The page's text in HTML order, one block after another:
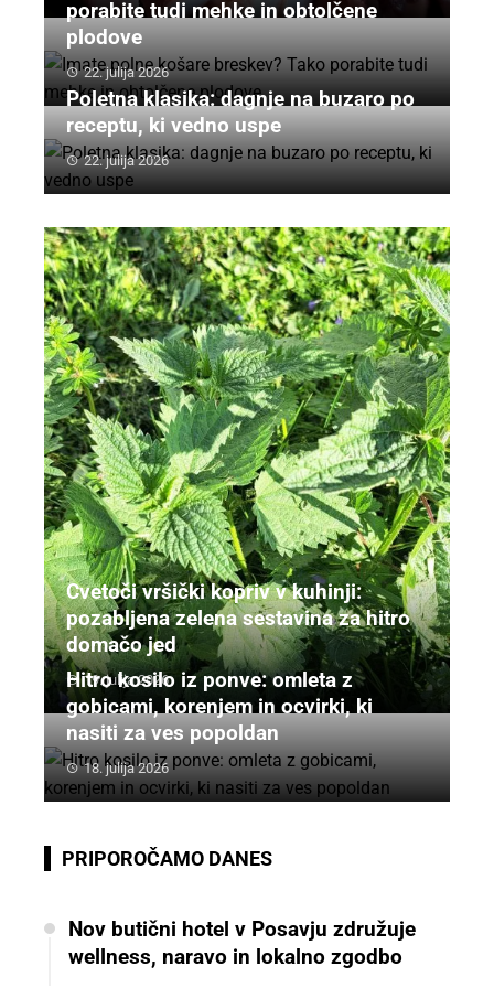
porabite tudi mehke in obtolčene
plodove
22. julija 2026
Poletna klasika: dagnje na buzaro po
receptu, ki vedno uspe
22. julija 2026
Cvetoči vršički kopriv v kuhinji:
pozabljena zelena sestavina za hitro
domačo jed
19. julija 2026
Hitro kosilo iz ponve: omleta z
gobicami, korenjem in ocvirki, ki
nasiti za ves popoldan
18. julija 2026
PRIPOROČAMO DANES
Nov butični hotel v Posavju združuje
wellness, naravo in lokalno zgodbo